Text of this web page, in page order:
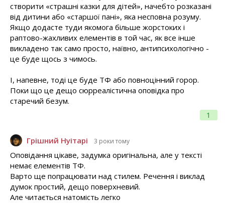
1
створити «страшні казки для дітей», начебто розказані
від дитини або «старшої пані», яка несповна розуму.
Якщо додасте туди якомога більше жорстоких і
раптово-жахливих елементів в той час, як все інше
викладено так само просто, наївно, антипсихологічно -
це буде щось з чимось.
І, напевне, тоді це буде ТФ або повноцінний горор.
Поки що це дещо сюрреалістична оповідка про
старечий безум.
Грішний Нуітарі 3 роки тому
Оповідання цікаве, задумка оригінальна, але у тексті
немає елементів ТФ.
Варто ще попрацювати над стилем. Речення і виклад
думок простий, дещо поверхневий.
Але читається натомість легко